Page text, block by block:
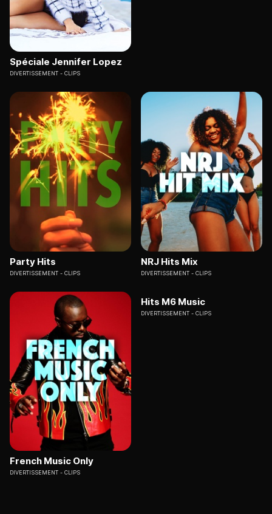
Spéciale Jennifer Lopez
DIVERTISSEMENT CLIPS
Party Hits
DIVERTISSEMENT CLIPS
NRJ Hits Mix
DIVERTISSEMENT CLIPS
French Music Only
DIVERTISSEMENT CLIPS
Hits M6 Music
DIVERTISSEMENT CLIPS